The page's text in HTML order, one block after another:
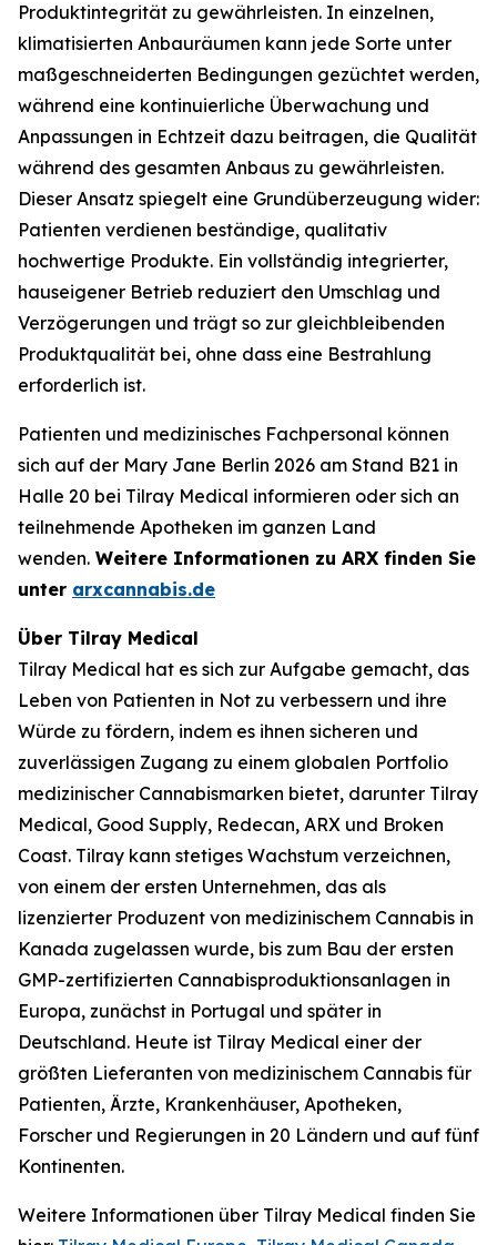
Produktintegrität zu gewährleisten. In einzelnen,
klimatisierten Anbauräumen kann jede Sorte unter
maßgeschneiderten Bedingungen gezüchtet werden,
während eine kontinuierliche Überwachung und
Anpassungen in Echtzeit dazu beitragen, die Qualität
während des gesamten Anbaus zu gewährleisten.
Dieser Ansatz spiegelt eine Grundüberzeugung wider:
Patienten verdienen beständige, qualitativ
hochwertige Produkte. Ein vollständig integrierter,
hauseigener Betrieb reduziert den Umschlag und
Verzögerungen und trägt so zur gleichbleibenden
Produktqualität bei, ohne dass eine Bestrahlung
erforderlich ist.
Patienten und medizinisches Fachpersonal können
sich auf der Mary Jane Berlin 2026 am Stand B21 in
Halle 20 bei Tilray Medical informieren oder sich an
teilnehmende Apotheken im ganzen Land
wenden. Weitere Informationen zu ARX finden Sie
unter arxcannabis.de
Über Tilray Medical
Tilray Medical hat es sich zur Aufgabe gemacht, das
Leben von Patienten in Not zu verbessern und ihre
Würde zu fördern, indem es ihnen sicheren und
zuverlässigen Zugang zu einem globalen Portfolio
medizinischer Cannabismarken bietet, darunter Tilray
Medical, Good Supply, Redecan, ARX und Broken
Coast. Tilray kann stetiges Wachstum verzeichnen,
von einem der ersten Unternehmen, das als
lizenzierter Produzent von medizinischem Cannabis in
Kanada zugelassen wurde, bis zum Bau der ersten
GMP-zertifizierten Cannabisproduktionsanlagen in
Europa, zunächst in Portugal und später in
Deutschland. Heute ist Tilray Medical einer der
größten Lieferanten von medizinischem Cannabis für
Patienten, Ärzte, Krankenhäuser, Apotheken,
Forscher und Regierungen in 20 Ländern und auf fünf
Kontinenten.
Weitere Informationen über Tilray Medical finden Sie